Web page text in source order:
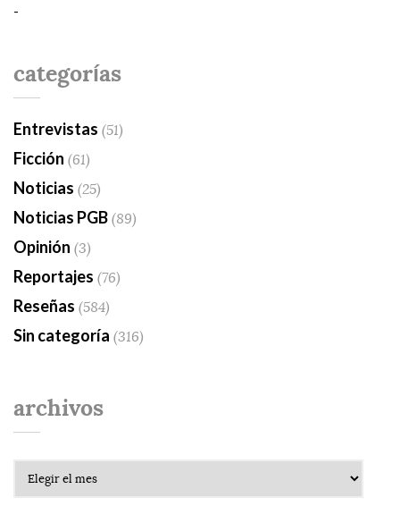
-
categorías
Entrevistas (51)
Ficción (61)
Noticias (25)
Noticias PGB(89)
Opinión (3)
Reportajes (76)
Reseñas (584)
Sin categoría (316)
archivos